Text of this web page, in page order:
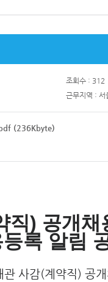
조회수 : 312
근무지역 : 서
(236Kbyte)
직) 공개채
록 알림
사감(계약직) 공